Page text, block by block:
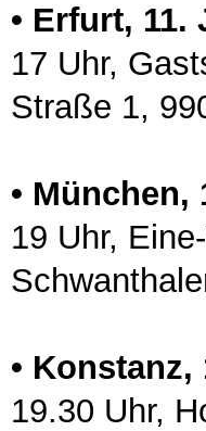
• Erfurt, 11.
17 Uhr,
Straße 1,
• München,
19 Uhr,
• Konstanz,
19.30 Uhr,